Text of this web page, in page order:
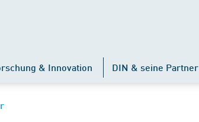
& Innovation DIN & seine Partner